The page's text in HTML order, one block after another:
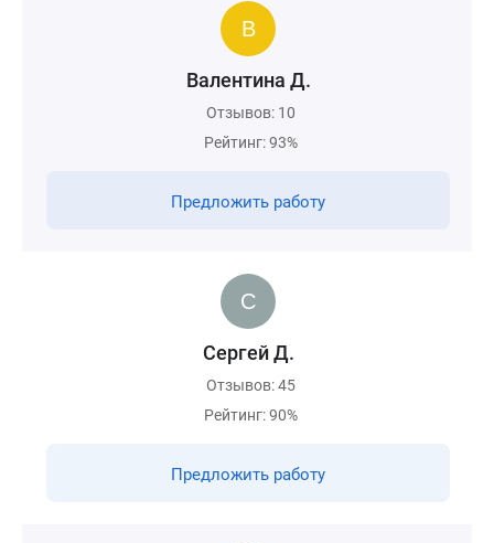
Валентина Д.
Отзывов: 10
Рейтинг: 93%
Предложить работу
Сергей Д.
Отзывов: 45
Рейтинг: 90%
Предложить работу